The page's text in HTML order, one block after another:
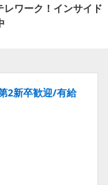
レワーク！インサイド
2新卒歓迎/有給